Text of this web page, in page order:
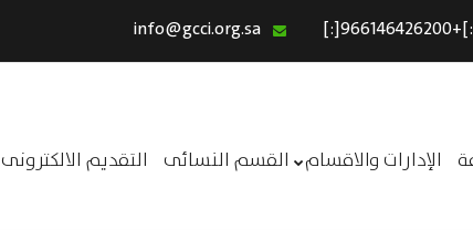
الإدارات والاقسام القسم النسائى التقديم الالكترونى
الرئيسية
عن الغرفة